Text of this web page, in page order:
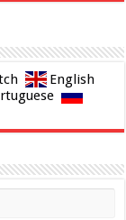
English